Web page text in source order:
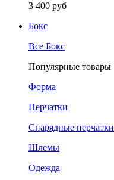
3 400 руб
Бокс
Все Бокс
Популярные товары
Форма
Перчатки
Снарядные перчатки
Шлемы
Одежда